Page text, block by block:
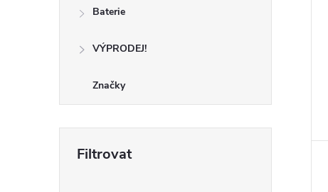
Baterie
VÝPRODEJ!
Značky
d